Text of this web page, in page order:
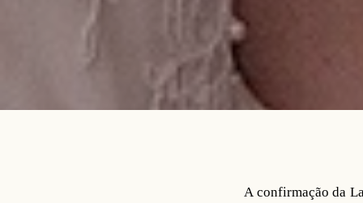
A confirmação da